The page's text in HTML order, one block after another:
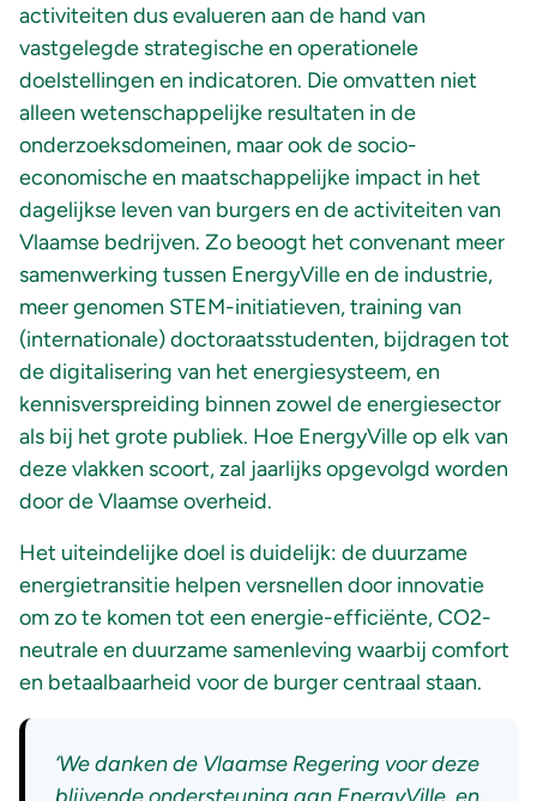
activiteiten dus evalueren aan de hand van
vastgelegde strategische en operationele
doelstellingen en indicatoren. Die omvatten niet
alleen wetenschappelijke resultaten in de
onderzoeksdomeinen, maar ook de socio-
economische en maatschappelijke impact in het
dagelijkse leven van burgers en de activiteiten van
Vlaamse bedrijven. Zo beoogt het convenant meer
samenwerking tussen EnergyVille en de industrie,
meer genomen STEM-initiatieven, training van
(internationale) doctoraatsstudenten, bijdragen tot
de digitalisering van het energiesysteem, en
kennisverspreiding binnen zowel de energiesector
als bij het grote publiek. Hoe EnergyVille op elk van
deze vlakken scoort, zal jaarlijks opgevolgd worden
door de Vlaamse overheid.
Het uiteindelijke doel is duidelijk: de duurzame
energietransitie helpen versnellen door innovatie
om zo te komen tot een energie-efficiënte, CO2-
neutrale en duurzame samenleving waarbij comfort
en betaalbaarheid voor de burger centraal staan.
‘We danken de Vlaamse Regering voor deze